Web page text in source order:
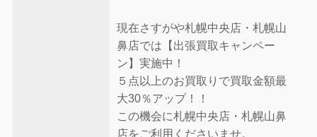
現在さすがや札幌中央店・札幌山
鼻店では【出張買取キャンペー
ン】実施中！
５点以上のお買取りで買取金額最
大30％アップ！！
この機会に札幌中央店・札幌山鼻
店をご利用くださいませ。